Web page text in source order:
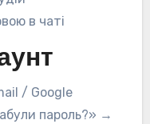
в чаті
/ Google
пароль?» →